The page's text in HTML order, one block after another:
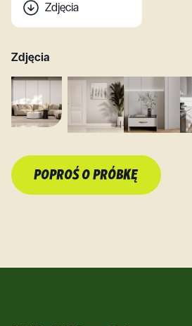
Zdjęcia
Zdjęcia
POPROŚ O PRÓBKĘ